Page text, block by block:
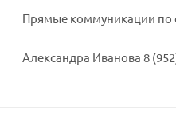
Прямые коммуникации по
Александра Иванова 8